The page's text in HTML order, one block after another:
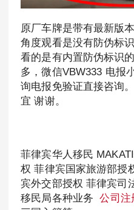
原厂车牌是带有最新版
角度观看是没有防伪标
看的是有内置防伪标识
多，微信VBW333 电报
询电报免验证直接咨询
宜 谢谢。
菲律宾华人移民
权 菲律宾国家旅游部授
宾外交部授权 菲律宾司
移民局各种业务公司注